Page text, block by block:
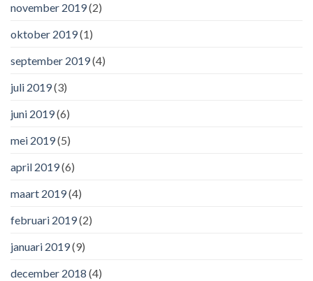
november 2019(2)
oktober 2019(1)
september 2019(4)
juli 2019(3)
juni 2019(6)
mei 2019(5)
april 2019(6)
maart 2019(4)
februari 2019(2)
januari 2019(9)
december 2018 (4)